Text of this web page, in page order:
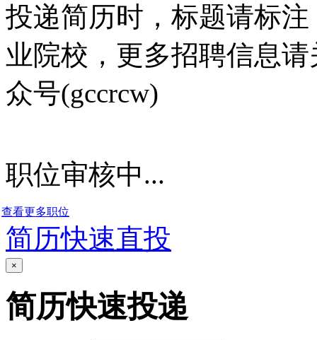
投递简历时，标题请标
业院校，更多招聘信息
众号(gccrcw)
职位审核中...
查看更多职位
简历快速直投
×
简历快速投递